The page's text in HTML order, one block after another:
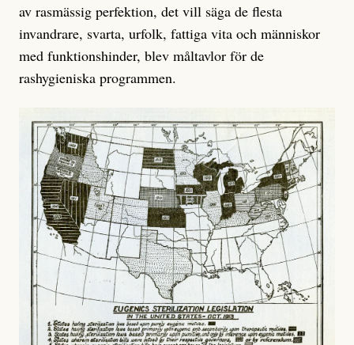
av rasmässig perfektion, det vill säga de flesta
invandrare, svarta, urfolk, fattiga vita och människor
med funktionshinder, blev måltavlor för de
rashygieniska programmen.